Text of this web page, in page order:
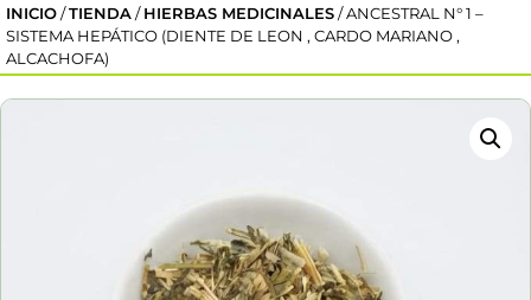
INICIO /TIENDA / HIERBAS MEDICINALES / ANCESTRAL N° 1 –
SISTEMA HEPÁTICO (DIENTE DE LEON , CARDO MARIANO ,
ALCACHOFA)